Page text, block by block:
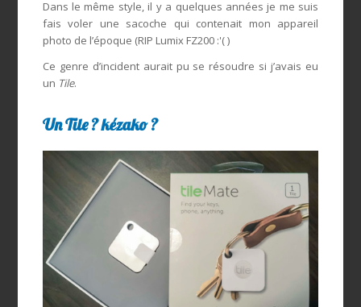
Dans le même style, il y a quelques années je me suis
fais voler une sacoche qui contenait mon appareil
photo de l’époque (RIP Lumix FZ200 :'( )
Ce genre d’incident aurait pu se résoudre si j’avais eu
un Tile.
Un Tile ? kézako ?